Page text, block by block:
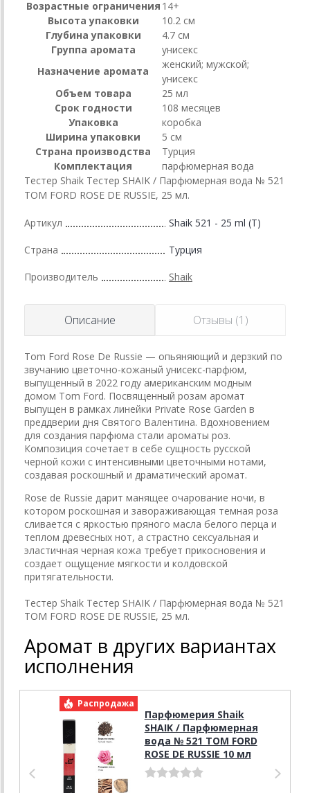
Возрастные ограничения 14+
Высота упаковки
10.2 см
Глубина упаковки
4.7 см
Группа аромата
унисекс
Назначение аромата
женский; мужской;
унисекс
Объем товара
25 мл
Срок годности
108 месяцев
Упаковка
коробка
Ширина упаковки
5 см
Страна производства
Турция
Комплектация
парфюмерная вода
Тестер Shaik Тестер SHAIK / Парфюмерная вода № 521
TOM FORD ROSE DE RUSSIE, 25 мл.
Артикул Shaik 521 - 25 ml (T)
Страна Турция
Производитель Shaik
Описание Отзывы (1)
Tom Ford Rose De Russie — опьяняющий и дерзкий по
звучанию цветочно-кожаный унисекс-парфюм,
выпущенный в 2022 году американским модным
домом Tom Ford. Посвященный розам аромат
выпущен в рамках линейки Private Rose Garden в
преддверии дня Святого Валентина. Вдохновением
для создания парфюма стали ароматы роз.
Композиция сочетает в себе сущность русской
черной кожи с интенсивными цветочными нотами,
создавая роскошный и драматический аромат.
Rose de Russie дарит манящее очарование ночи, в
котором роскошная и завораживающая темная роза
сливается с яркостью пряного масла белого перца и
теплом древесных нот, а страстно сексуальная и
эластичная черная кожа требует прикосновения и
создает ощущение мягкости и колдовской
притягательности.
Тестер Shaik Тестер SHAIK / Парфюмерная вода № 521
TOM FORD ROSE DE RUSSIE, 25 мл.
Аромат в других вариантах
исполнения
Распродажа
Парфюмерия Shaik
SHAIK / Парфюмерная
вода № 521 TOM FORD
ROSE DE RUSSIE 10 мл